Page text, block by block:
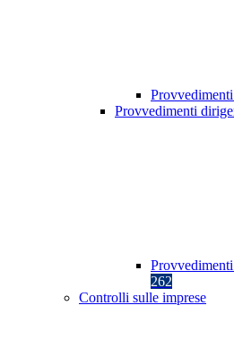
Provvedimenti
262
Controlli sulle imprese